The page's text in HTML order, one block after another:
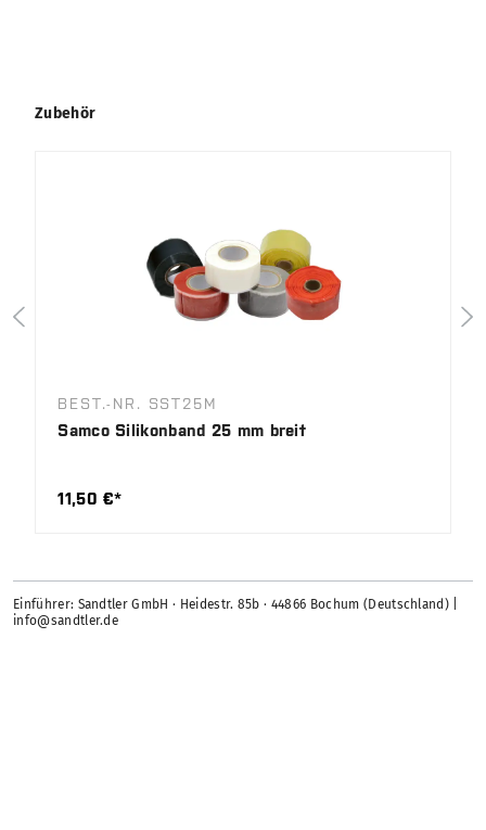
Produktgalerie überspringen
Zubehör
BEST.-NR. SST25M
Samco Silikonband 25 mm breit
11,50 €*
Einführer: Sandtler GmbH · Heidestr. 85b · 44866 Bochum (Deutschland) |
info@sandtler.de